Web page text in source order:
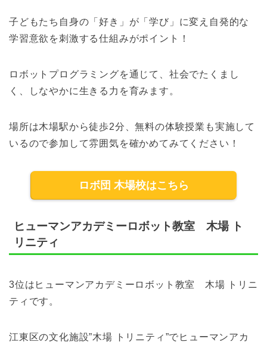
子どもたち自身の「好き」が「学び」に変え自発的な
学習意欲を刺激する仕組みがポイント！
ロボットプログラミングを通じて、社会でたくまし
く、しなやかに生きる力を育みます。
場所は木場駅から徒歩2分、無料の体験授業も実施して
いるので参加して雰囲気を確かめてみてください！
ロボ団 木場校はこちら
ヒューマンアカデミーロボット教室 木場 ト
リニティ
3位はヒューマンアカデミーロボット教室 木場 トリニ
ティです。
江東区の文化施設”木場 トリニティ”でヒューマンアカ